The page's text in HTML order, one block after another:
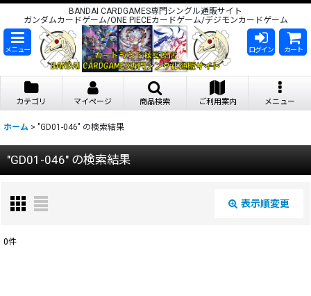
BANDAI CARDGAMES専門シングル通販サイト
ガンダムカードゲーム/ONE PIECEカードゲーム/デジモンカードゲーム
メニュー ログイン カート
カテゴリ マイページ 商品検索 ご利用案内 メニュー
ホーム > "GD01-046" の検索結果
"GD01-046" の検索結果
表示順変更
0件